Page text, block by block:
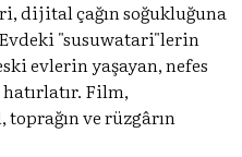
dijital çağın soğukluğuna
Evdeki "susuwatari"lerin
evlerin yaşayan, nefes
Film,
ve rüzgârın